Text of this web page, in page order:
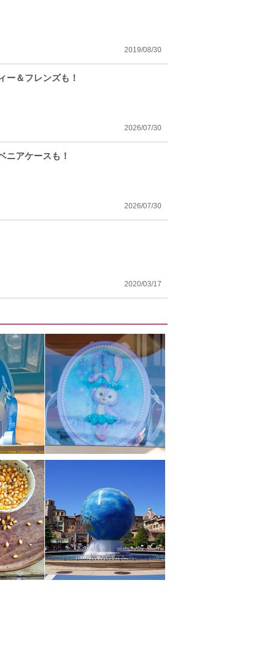
2019/08/30
ー＆フレンズも！
2026/07/30
ニアケースも！
2026/07/30
2020/03/17